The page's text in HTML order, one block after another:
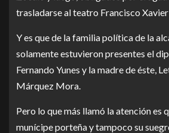
trasladarse al teatro Francisco
Y es que de la familia política de la
solamente estuvieron presentes el
Fernando Yunes y la madre de éste,
Márquez Mora.
Pero lo que más llamó la atención es
munícipe porteña y tampoco su